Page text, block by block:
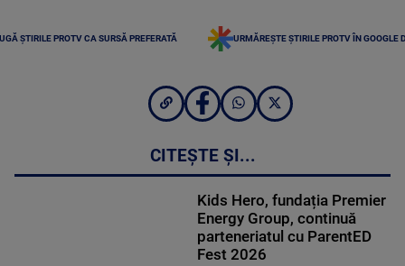
ȘTIRILE PROTV CA SURSĂ PREFERATĂ URMĂREȘTE ȘTIRILE PROTV ÎN GOOGLE
CITEȘTE ȘI...
Kids Hero, fundația Premier
Energy Group, continuă
parteneriatul cu ParentED
Fest 2026